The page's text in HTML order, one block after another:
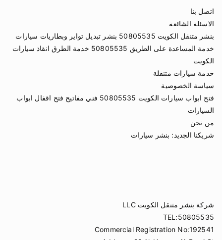
اتصل بنا
الاسئلة الشائعة
بنشر متنقل الكويت 50805535 بنشر تبديل تواير وبطاريات سيارات
خدمة المساعدة على الطريق 50805535 خدمة الطرق انقاذ سيارات
الكويت
خدمة سيارات متنقلة
سياسة الخصوصية
فتح ابواب سيارات الكويت 50805535 فني مفاتيح فتح اقفال ابواب
السيارات
من نحن
شريكنا الجديد: بنشر سيارات
شركة بنشر متنقل الكويت LLC
TEL:50805535
Commercial Registration No:192541